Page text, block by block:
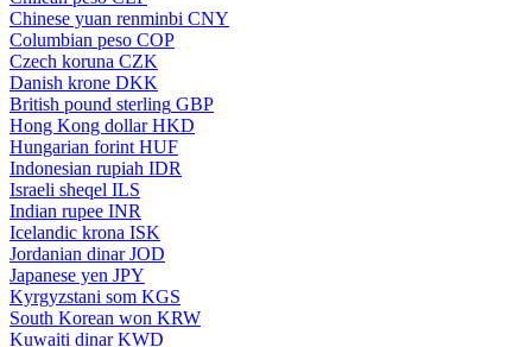
Chinese yuan renminbi CNY
Columbian peso COP
Czech koruna CZK
Danish krone DKK
British pound sterling GBP
Hong Kong dollar HKD
Hungarian forint HUF
Indonesian rupiah IDR
Israeli sheqel ILS
Indian rupee INR
Icelandic krona ISK
Jordanian dinar JOD
Japanese yen JPY
Kyrgyzstani som KGS
South Korean won KRW
Kuwaiti dinar KWD